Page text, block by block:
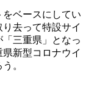
ベースにしてい
去って特設サイ
三重県」となっ
新型コロナウイ
。